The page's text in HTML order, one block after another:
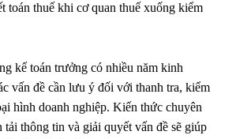
toán thuế khi cơ quan thuế xuống kiểm
kế toán trưởng có nhiều năm kinh
vấn đề cần lưu ý đối với thanh tra, kiểm
hình doanh nghiệp. Kiến thức chuyên
tải thông tin và giải quyết vấn đề sẽ giúp